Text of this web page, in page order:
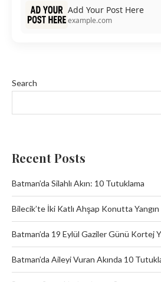
Add Your Post Here
example.com
Search
Recent Posts
Batman’da Silahlı Akın: 10 Tutuklama
Bilecik’te İki Katlı Ahşap Konutta Yangın
Batman’da 19 Eylül Gaziler Günü Kortej
Batman’da Aileyi Vuran Akında 10